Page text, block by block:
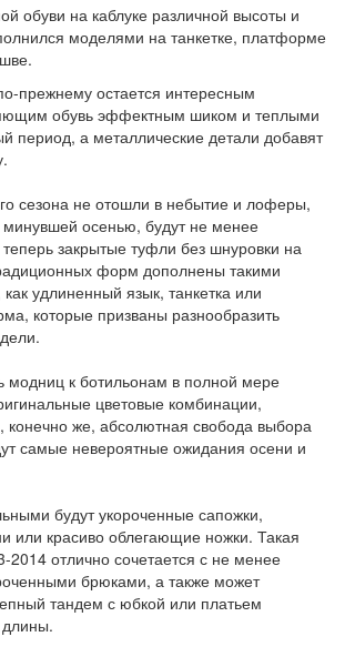
обуви на каблуке различной высоты и
моделями на танкетке, платформе
прежнему остается интересным
обувь эффектным шиком и теплыми
период, а металлические детали добавят
сезона не отошли в небытие и лоферы,
осенью, будут не менее
закрытые туфли без шнуровки на
форм дополнены такими
удлиненный язык, танкетка или
которые призваны разнообразить
модниц к ботильонам в полной мере
цветовые комбинации,
же, абсолютная свобода выбора
самые невероятные ожидания осени и
будут укороченные сапожки,
или красиво облегающие ножки. Такая
2014 отлично сочетается с не менее
брюками, а также может
тандем с юбкой или платьем
длины.